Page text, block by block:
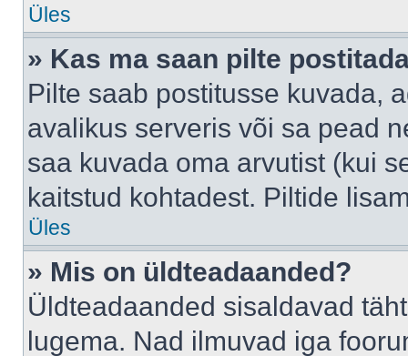
Üles
» Kas ma saan pilte
Pilte saab postitusse kuvada,
avalikus serveris või sa pead
saa kuvada oma arvutist (kui
kaitstud kohtadest. Piltide
Üles
» Mis on üldteadaanded?
Üldteadaanded sisaldavad
lugema. Nad ilmuvad iga